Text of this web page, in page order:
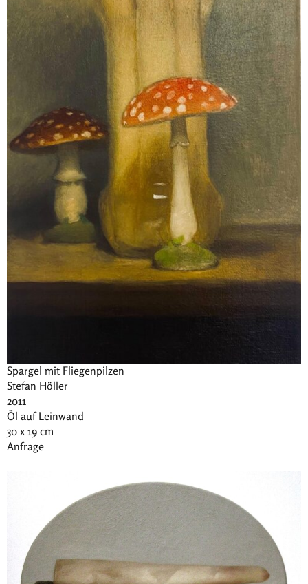
Spargel mit Fliegenpilzen
Stefan Höller
2011
Öl auf Leinwand
30 x 19 cm
Anfrage